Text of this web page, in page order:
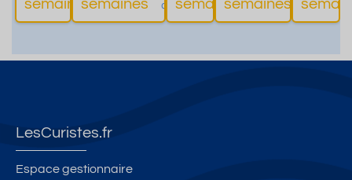
semaines
d'informations
semaines
d'informations
semaines
d'informations
semaines
LesCuristes.fr
Espace gestionnaire